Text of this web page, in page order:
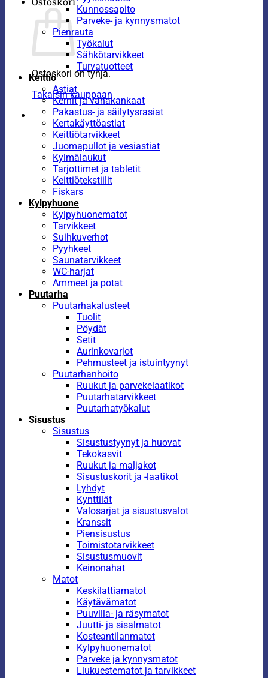
Ostoskori on tyhjä.
Takaisin kauppaan
Kunnossapito
Parveke- ja kynnysmatot
Pienrauta
Työkalut
Sähkötarvikkeet
Turvatuotteet
Keittiö
Astiat
Kernit ja vahakankaat
Pakastus- ja säilytysrasiat
Kertakäyttöastiat
Keittiötarvikkeet
Juomapullot ja vesiastiat
Kylmälaukut
Tarjottimet ja tabletit
Keittiötekstiilit
Fiskars
Kylpyhuone
Kylpyhuonematot
Tarvikkeet
Suihkuverhot
Pyyhkeet
Saunatarvikkeet
WC-harjat
Ammeet ja potat
Puutarha
Puutarhakalusteet
Tuolit
Pöydät
Setit
Aurinkovarjot
Pehmusteet ja istuintyynyt
Puutarhanhoito
Ruukut ja parvekelaatikot
Puutarhatarvikkeet
Puutarhatyökalut
Sisustus
Sisustus
Sisustustyynyt ja huovat
Tekokasvit
Ruukut ja maljakot
Sisustuskorit ja -laatikot
Lyhdyt
Kynttilät
Valosarjat ja sisustusvalot
Kranssit
Piensisustus
Toimistotarvikkeet
Sisustusmuovit
Keinonahat
Matot
Keskilattiamatot
Käytävämatot
Puuvilla- ja räsymatot
Juutti- ja sisalmatot
Kosteantilanmatot
Kylpyhuonematot
Parveke ja kynnysmatot
Liukuestematot ja tarvikkeet